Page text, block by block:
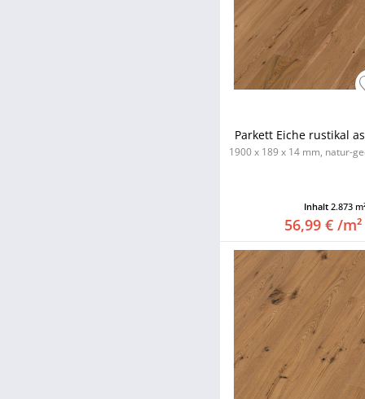
Parkett Eiche rustikal
1900 x 189 x 14 mm, natur-
Inhalt2.873
56,99 € /m²